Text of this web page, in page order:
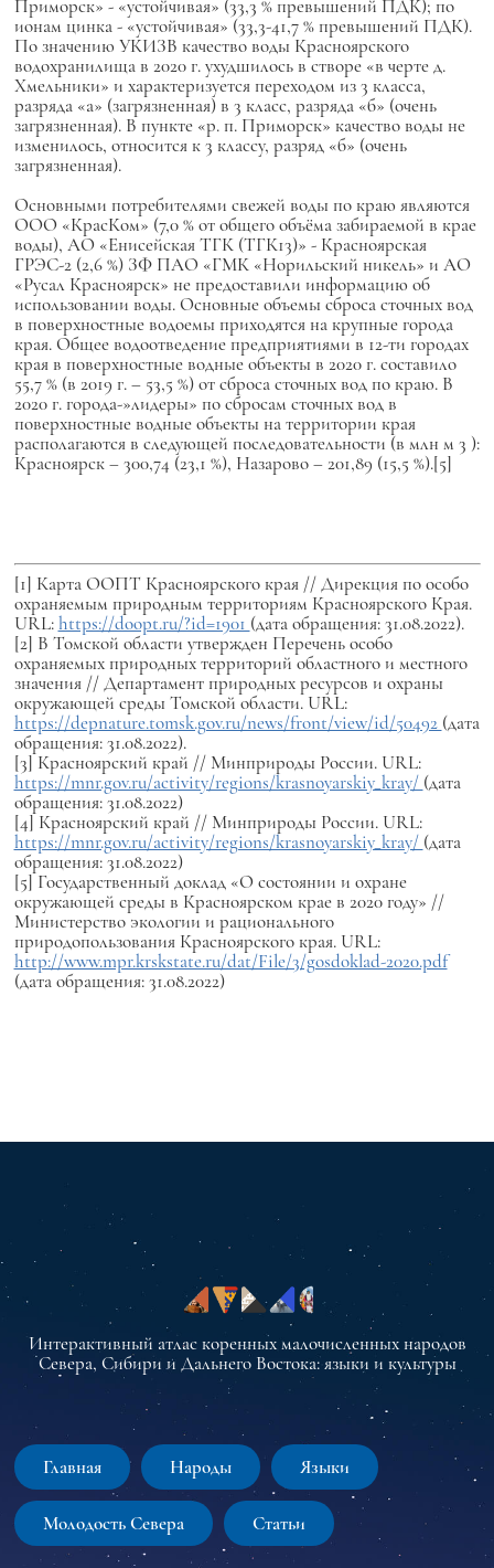
Приморск» - «устойчивая» (33,3 % превышений ПДК); по
ионам цинка - «устойчивая» (33,3-41,7 % превышений ПДК).
По значению УКИЗВ качество воды Красноярского
водохранилища в 2020 г. ухудшилось в створе «в черте д.
Хмельники» и характеризуется переходом из 3 класса,
разряда «а» (загрязненная) в 3 класс, разряда «б» (очень
загрязненная). В пункте «р. п. Приморск» качество воды не
изменилось, относится к 3 классу, разряд «б» (очень
загрязненная).
Основными потребителями свежей воды по краю являются
ООО «КрасКом» (7,0 % от общего объёма забираемой в крае
воды), АО «Енисейская ТГК (ТГК13)» - Красноярская
ГРЭС-2 (2,6 %) ЗФ ПАО «ГМК «Норильский никель» и АО
«Русал Красноярск» не предоставили информацию об
использовании воды. Основные объемы сброса сточных вод
в поверхностные водоемы приходятся на крупные города
края. Общее водоотведение предприятиями в 12-ти городах
края в поверхностные водные объекты в 2020 г. составило
55,7 % (в 2019 г. – 53,5 %) от сброса сточных вод по краю. В
2020 г. города-»лидеры» по сбросам сточных вод в
поверхностные водные объекты на территории края
располагаются в следующей последовательности (в млн м 3 ):
Красноярск – 300,74 (23,1 %), Назарово – 201,89 (15,5 %).[5]
[1] Карта ООПТ Красноярского края // Дирекция по особо
охраняемым природным территориям Красноярского Края.
URL:https://doopt.ru/?id=1901 (дата обращения: 31.08.2022).
[2] В Томской области утвержден Перечень особо
охраняемых природных территорий областного и местного
значения // Департамент природных ресурсов и охраны
окружающей среды Томской области. URL:
https://depnature.tomsk.gov.ru/news/front/view/id/50492 (дата
обращения: 31.08.2022).
[3] Красноярский край // Минприроды России. URL:
https://mnr.gov.ru/activity/regions/krasnoyarskiy_kray/ (дата
обращения: 31.08.2022)
[4] Красноярский край // Минприроды России. URL:
https://mnr.gov.ru/activity/regions/krasnoyarskiy_kray/ (дата
обращения: 31.08.2022)
[5] Государственный доклад «О состоянии и охране
окружающей среды в Красноярском крае в 2020 году» //
Министерство экологии и рационального
природопользования Красноярского края. URL:
http://www.mpr.krskstate.ru/dat/File/3/gosdoklad-2020.pdf
(дата обращения: 31.08.2022)
Интерактивный атлас коренных малочисленных народов
Севера, Сибири и Дальнего Востока: языки и культуры
Главная Народы Языки
Молодость Севера Статьи